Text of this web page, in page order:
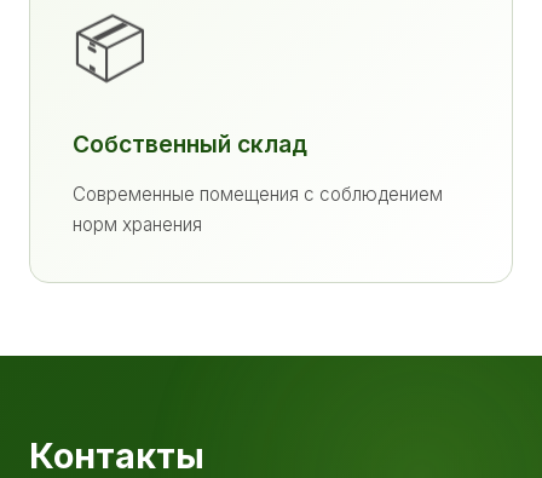
📦
Собственный склад
Современные помещения с соблюдением
норм хранения
Контакты